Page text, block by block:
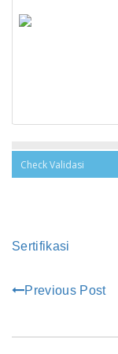
Sertifikasi
Previous Post